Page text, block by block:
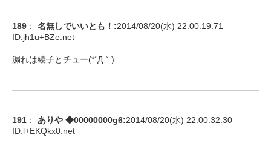
189 ： 名無しでいいとも！ :2014/08/20(水) 22:00:19.71
ID:jh1u+BZe.net
漏れは綾子とチュー(*´Д｀)
191 ： ありや ◆00000000g6:2014/08/20(水) 22:00:32.30
ID:l+EKQkx0.net